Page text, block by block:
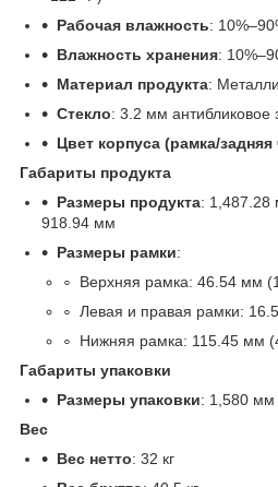
Рабочая влажность:
Влажность хранения:
Материал продукта:
Стекло: 3.2 мм антибликовое
Цвет корпуса (рамка/задняя
Габариты продукта
Размеры продукта: 1,487.28
918.94 мм
Размеры рамки:
Верхняя рамка: 46.54 мм
Левая и правая рамки:
Нижняя рамка: 115.45 мм
Габариты упаковки
Размеры упаковки: 1,580
Вес
Вес нетто: 32 кг